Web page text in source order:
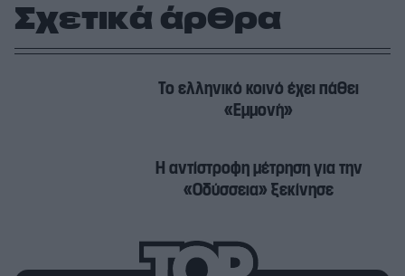
Σχετικά άρθρα
Το ελληνικό κοινό έχει πάθει
«Εμμονή»
Η αντίστροφη μέτρηση για την
«Οδύσσεια» ξεκίνησε